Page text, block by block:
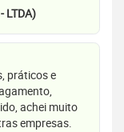
LTDA)
práticos e
achei muito
empresas.